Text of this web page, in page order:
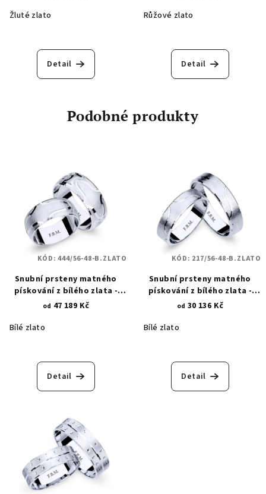
Žluté zlato
Detail
Růžové zlato
Detail
Podobné produkty
Snubní prsteny matného
pískování z bílého zlata -
lesklá povrchová úprava -
od 47 189 Kč
Bílé zlato
Detail
KÓD:444/56-48-B.ZLATO
Snubní prsteny matného
pískování z bílého zlata -
lesklá povrchová úprava -
od 30 136 Kč
Bílé zlato
Detail
KÓD: 217/56-48-B.ZLATO